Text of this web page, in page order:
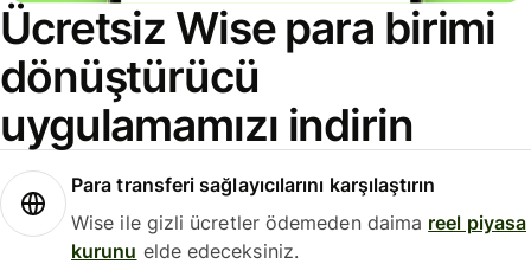
Ücretsiz Wise para birimi
dönüştürücü
uygulamamızı indirin
Para transferi sağlayıcılarını karşılaştırın
Wise ile gizli ücretler ödemeden daima reel piyasa
kurunu elde edeceksiniz.